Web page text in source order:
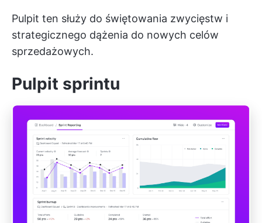
Pulpit ten służy do świętowania zwycięstw i
strategicznego dążenia do nowych celów
sprzedażowych.
Pulpit sprintu